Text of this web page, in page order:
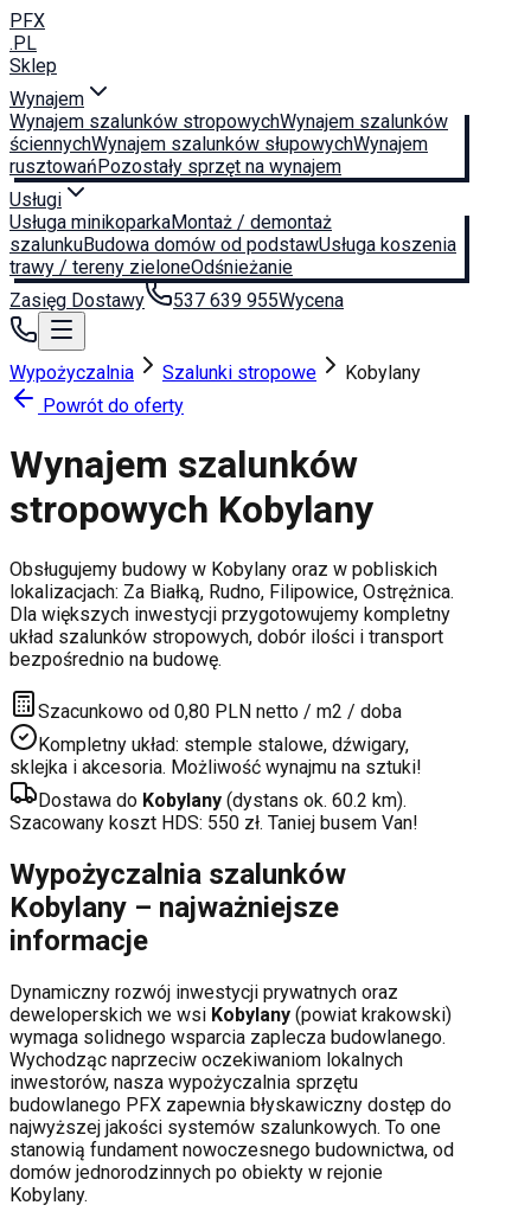
PFX
.PL
Sklep
Wynajem
Wynajem szalunków stropowychWynajem szalunków
ściennychWynajem szalunków słupowychWynajem
rusztowańPozostały sprzęt na wynajem
Usługi
Usługa minikoparkaMontaż / demontaż
szalunkuBudowa domów od podstawUsługa koszenia
trawy / tereny zieloneOdśnieżanie
Zasięg Dostawy
537 639 955Wycena
Wypożyczalnia Szalunki stropowe
Kobylany
Powrót do oferty
Wynajem szalunków
stropowych Kobylany
Obsługujemy budowy w Kobylany oraz w pobliskich
lokalizacjach: Za Białką, Rudno, Filipowice, Ostrężnica.
Dla większych inwestycji przygotowujemy kompletny
układ szalunków stropowych, dobór ilości i transport
bezpośrednio na budowę.
Szacunkowo od 0,80 PLN netto / m2 / doba
Kompletny układ: stemple stalowe, dźwigary,
sklejka i akcesoria. Możliwość wynajmu na sztuki!
Dostawa do Kobylany (dystans ok. 60.2 km).
Szacowany koszt HDS: 550 zł. Taniej busem Van!
Wypożyczalnia szalunków
Kobylany – najważniejsze
informacje
Dynamiczny rozwój inwestycji prywatnych oraz
deweloperskich we wsi Kobylany (powiat krakowski)
wymaga solidnego wsparcia zaplecza budowlanego.
Wychodząc naprzeciw oczekiwaniom lokalnych
inwestorów, nasza wypożyczalnia sprzętu
budowlanego PFX zapewnia błyskawiczny dostęp do
najwyższej jakości systemów szalunkowych. To one
stanowią fundament nowoczesnego budownictwa, od
domów jednorodzinnych po obiekty w rejonie
Kobylany.